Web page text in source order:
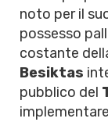
noto per il
possesso
costante
Besiktas
pubblico del